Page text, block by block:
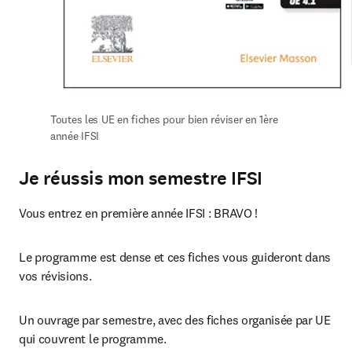
Toutes les UE en fiches pour bien réviser en 1ère
année IFSI
Je réussis mon semestre IFSI
Vous entrez en première année IFSI : BRAVO !
Le programme est dense et ces fiches vous guideront dans
vos révisions.
Un ouvrage par semestre, avec des fiches organisée par UE
qui couvrent le programme.